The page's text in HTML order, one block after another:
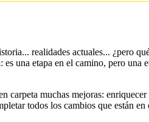
realidades actuales... ¿pero
una etapa en el camino, pero una
muchas mejoras:
todos los cambios que están